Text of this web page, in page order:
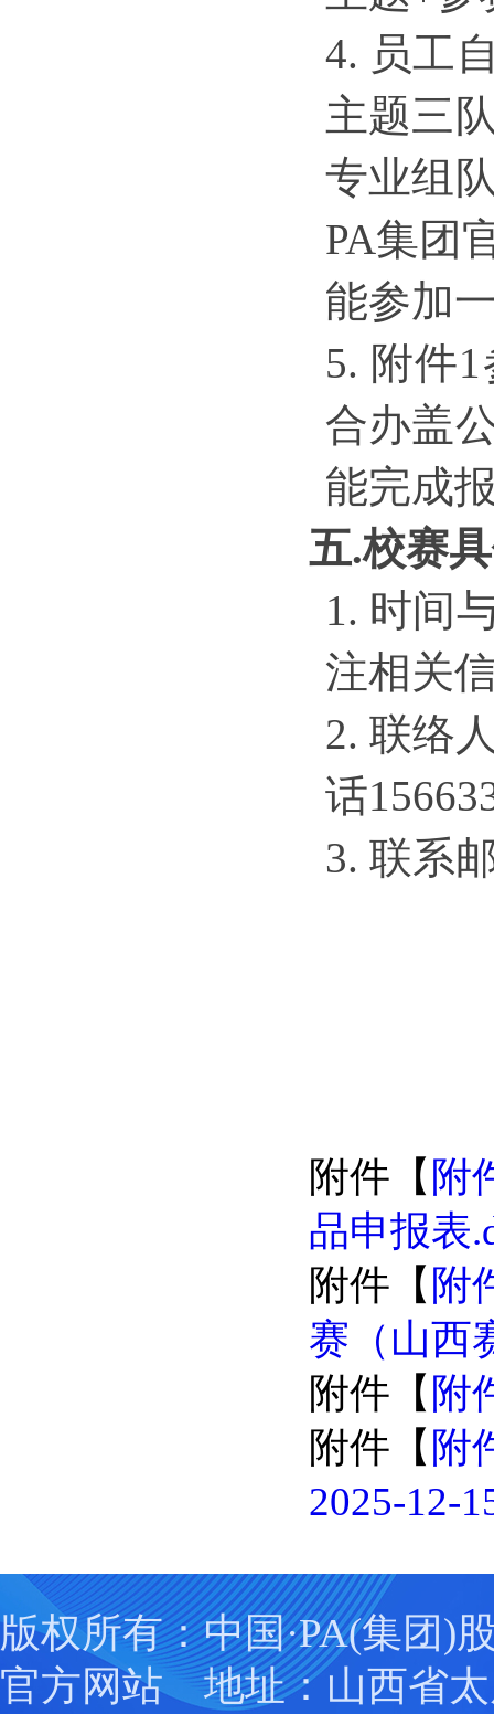
4. 员工
主题三
专业组
PA集团
能参加
5. 附件
合办盖
能完成
五.校赛
1. 时间
注相关
2. 联络
话
3. 联系
附件【 附
品申报表
附件【 附
赛（山西
附件【 附
附件【 附
2025-12-
版权所有：中国·PA(集团)
官方网站 地址：山西省太